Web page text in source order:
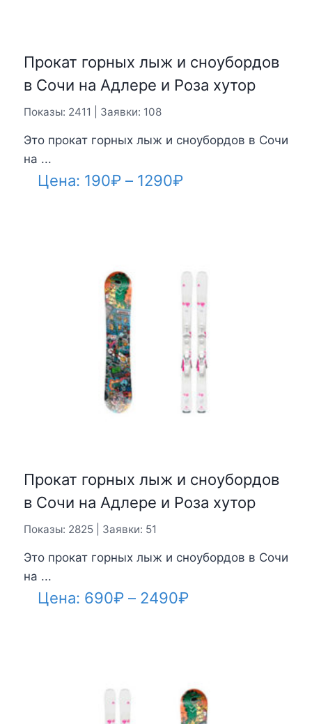
Прокат горных лыж и сноубордов
в Сочи на Адлере и Роза хутор
Показы: 2411 | Заявки: 108
Это прокат горных лыж и сноубордов в Сочи
на ...
Цена: 190₽ – 1290₽Диапазон
1290₽
Прокат горных лыж и сноубордов
в Сочи на Адлере и Роза хутор
Показы: 2825 | Заявки: 51
Это прокат горных лыж и сноубордов в Сочи
на ...
Цена: 690₽ – 2490₽Диапазон
2490₽